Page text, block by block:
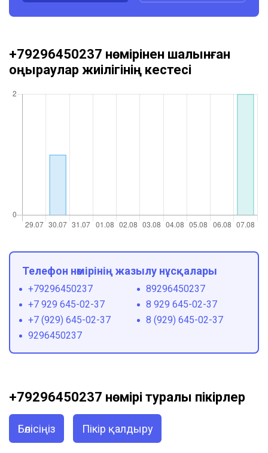
+79296450237 нөмірінен шалынған
қоңыраулар жиілігінің кестесі
Телефон нөмірінің жазылу нұсқалары
+79296450237
89296450237
+7 929 645-02-37
8 929 645-02-37
+7 (929) 645-02-37
8 (929) 645-02-37
9296450237
+79296450237 нөмірі туралы пікірлер
Бөлісіңіз Пікір қалдыру